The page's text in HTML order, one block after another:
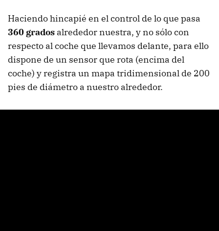
Haciendo hincapié en el control de lo que pasa
360 grados alrededor nuestra, y no sólo con
respecto al coche que llevamos delante, para ello
dispone de un sensor que rota (encima del
coche) y registra un mapa tridimensional de 200
pies de diámetro a nuestro alrededor.